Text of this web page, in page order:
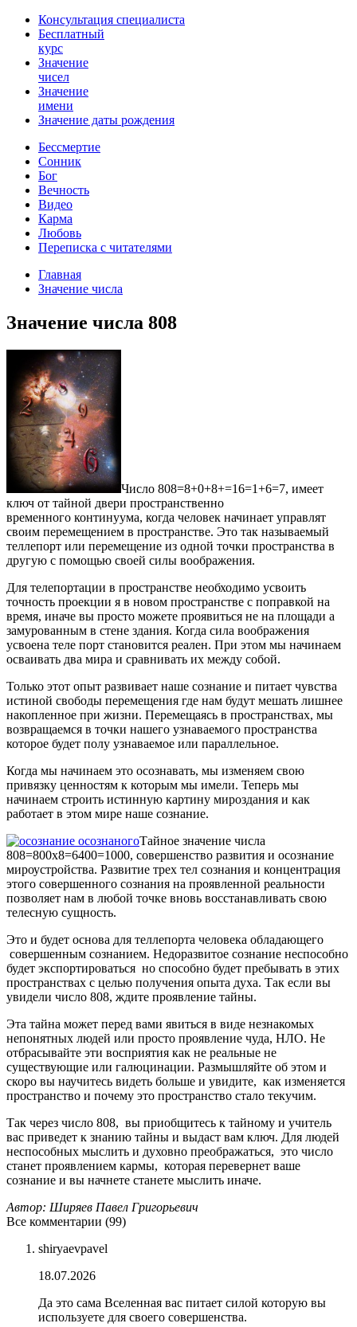
Консультация специалиста
Бесплатный
курс
Значение
чисел
Значение
имени
Значение даты рождения
Бессмертие
Сонник
Бог
Вечность
Видео
Карма
Любовь
Переписка с читателями
Главная
Значение числа
Значение числа 808
Число 808=8+0+8+=16=1+6=7, имеет
ключ от тайной двери пространственно
временного континуума, когда человек начинает управлят
своим перемещением в пространстве. Это так называемый
теллепорт или перемещение из одной точки пространства в
другую с помощью своей силы воображения.
Для телепортации в пространстве необходимо усвоить
точность проекции я в новом пространстве с поправкой на
время, иначе вы просто можете проявиться не на площади а
замурованным в стене здания. Когда сила воображения
усвоена теле порт становится реален. При этом мы начинаем
осваивать два мира и сравнивать их между собой.
Только этот опыт развивает наше сознание и питает чувства
истиной свободы перемещения где нам будут мешать лишнее
накопленное при жизни. Перемещаясь в пространствах, мы
возвращаемся в точки нашего узнаваемого пространства
которое будет полу узнаваемое или параллельное.
Когда мы начинаем это осознавать, мы изменяем свою
привязку ценностям к которым мы имели. Теперь мы
начинаем строить истинную картину мироздания и как
работает в этом мире наше сознание.
Тайное значение числа
808=800х8=6400=1000, совершенство развития и осознание
мироустройства. Развитие трех тел сознания и концентрация
этого совершенного сознания на проявленной реальности
позволяет нам в любой точке вновь восстанавливать свою
телесную сущность.
Это и будет основа для теллепорта человека обладающего
совершенным сознанием. Недоразвитое сознание неспособно
будет экспортироваться но способно будет пребывать в этих
пространствах с целью получения опыта духа. Так если вы
увидели число 808, ждите проявление тайны.
Эта тайна может перед вами явиться в виде незнакомых
непонятных людей или просто проявление чуда, НЛО. Не
отбрасывайте эти восприятия как не реальные не
существующие или галюцинации. Размышляйте об этом и
скоро вы научитесь видеть больше и увидите, как изменяется
пространство и почему это пространство стало текучим.
Так через число 808, вы приобщитесь к тайному и учитель
вас приведет к знанию тайны и выдаст вам ключ. Для людей
неспособных мыслить и духовно преображаться, это число
станет проявлением кармы, которая перевернет ваше
сознание и вы начнете станете мыслить иначе.
Автор: Ширяев Павел Григорьевич
Все комментарии (99)
shiryaevpavel
18.07.2026
Да это сама Вселенная вас питает силой которую вы
используете для своего совершенства.